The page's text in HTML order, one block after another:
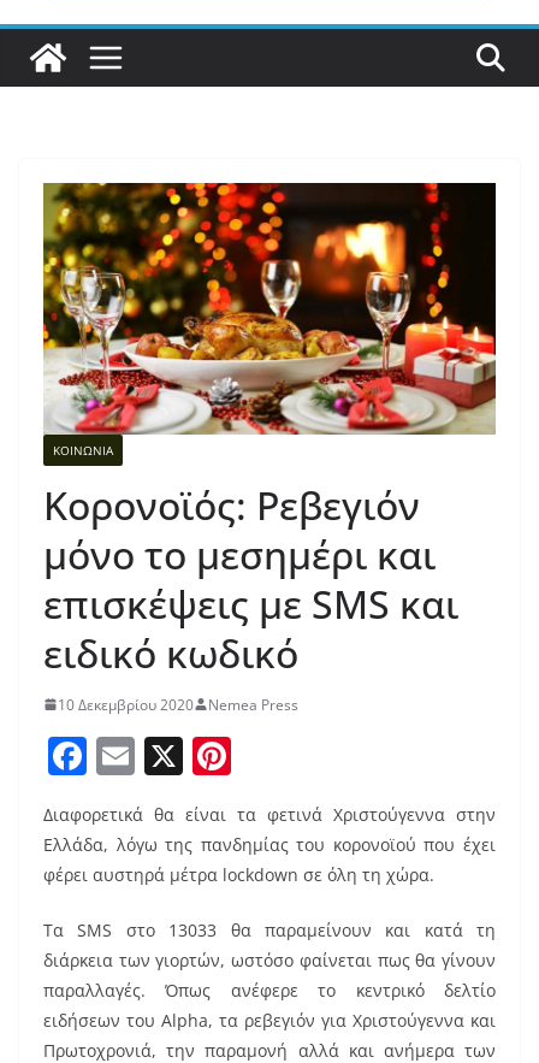
ΚΟΙΝΩΝΙΑ
Κορονοϊός: Ρεβεγιόν
μόνο το μεσημέρι και
επισκέψεις με SMS και
ειδικό κωδικό
10 Δεκεμβρίου 2020 Nemea Press
F
c
e
o
o
k
E
m
ai
l
X
er
e
st
Διαφορετικά θα είναι τα φετινά Χριστούγεννα στην
Ελλάδα, λόγω της πανδημίας του κορονοϊού που έχει
φέρει αυστηρά μέτρα lockdown σε όλη τη χώρα.
Τα SMS στο 13033 θα παραμείνουν και κατά τη
διάρκεια των γιορτών, ωστόσο φαίνεται πως θα γίνουν
παραλλαγές. Όπως ανέφερε το κεντρικό δελτίο
ειδήσεων του Alpha, τα ρεβεγιόν για Χριστούγεννα και
Πρωτοχρονιά, την παραμονή αλλά και ανήμερα των